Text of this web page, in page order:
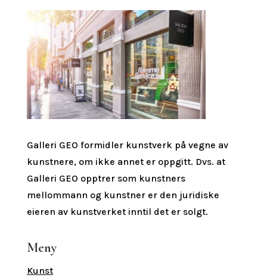
Galleri GEO formidler kunstverk på vegne av
kunstnere, om ikke annet er oppgitt. Dvs. at
Galleri GEO opptrer som kunstners
mellommann og kunstner er den juridiske
eieren av kunstverket inntil det er solgt.
Meny
Kunst